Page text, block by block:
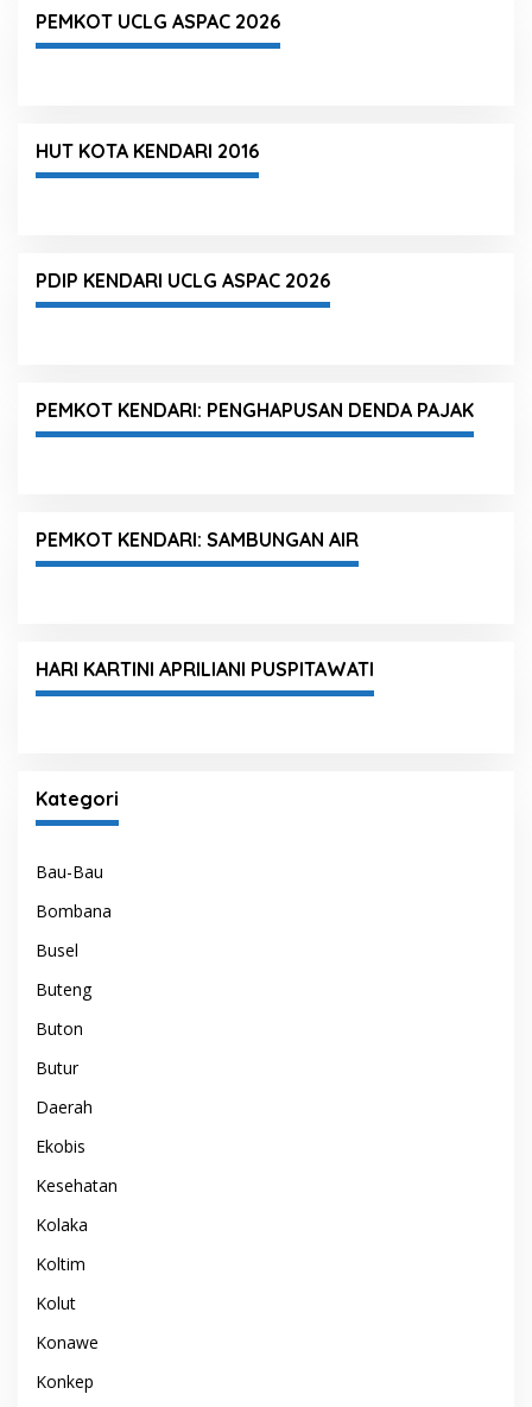
PEMKOT UCLG ASPAC 2026
HUT KOTA KENDARI 2016
PDIP KENDARI UCLG ASPAC 2026
PEMKOT KENDARI: PENGHAPUSAN DENDA PAJAK
PEMKOT KENDARI: SAMBUNGAN AIR
HARI KARTINI APRILIANI PUSPITAWATI
Kategori
Bau-Bau
Bombana
Busel
Buteng
Buton
Butur
Daerah
Ekobis
Kesehatan
Kolaka
Koltim
Kolut
Konawe
Konkep